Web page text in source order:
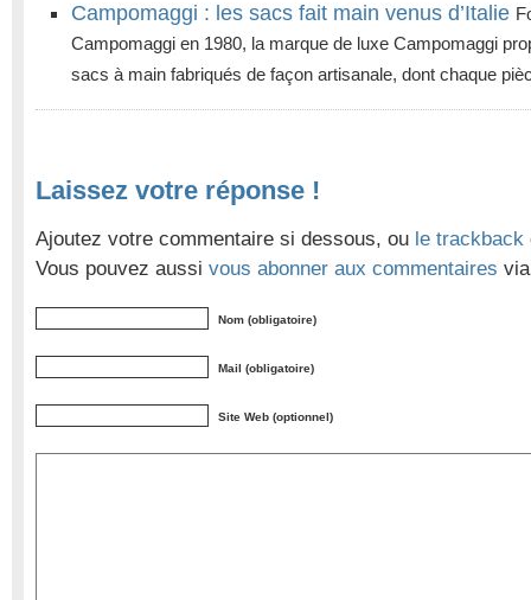
Campomaggi : les sacs fait main venus d’Italie
Campomaggi en 1980, la marque de luxe Campomaggi
sacs à main fabriqués de façon artisanale, dont chaque
Laissez votre réponse !
Ajoutez votre commentaire si dessous, ou le trackback
Vous pouvez aussi vous abonner aux commentaires
Nom (obligatoire)
Mail (obligatoire)
Site Web (optionnel)